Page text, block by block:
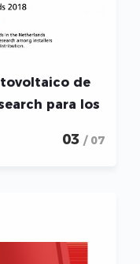
de
para los
03 / 07